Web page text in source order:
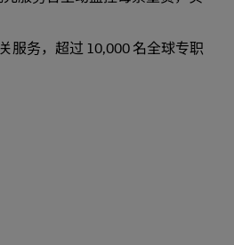
服务，超过 10,000 名全球专职